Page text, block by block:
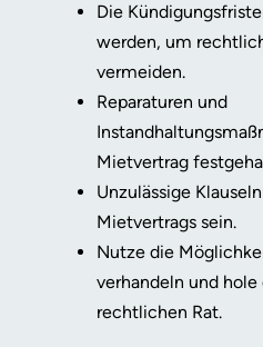
Die
werden, um
vermeiden.
Reparaturen und
Mietvertrag
Unzulässige
Mietvertrags sein.
Nutze die
verhandeln und
rechtlichen Rat.